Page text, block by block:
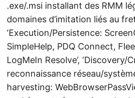
.exe/.msi installant des RMM
domaines d’imitation liés au
‘Execution/Persistence:
SimpleHelp, PDQ Connect,
LogMeIn Resolve’, ‘Discovery/
reconnaissance réseau/
harvesting: